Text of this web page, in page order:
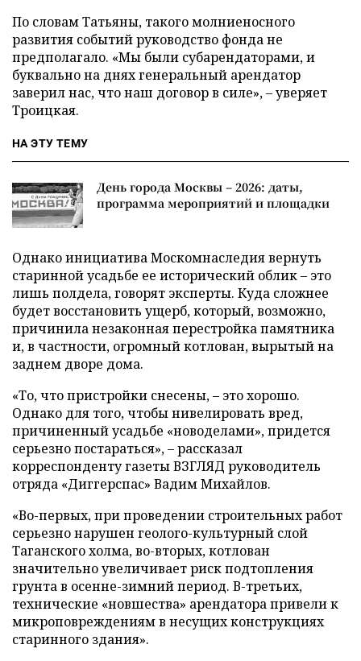
По словам Татьяны, такого молниеносного
развития событий руководство фонда не
предполагало. «Мы были субарендаторами, и
буквально на днях генеральный арендатор
заверил нас, что наш договор в силе», – уверяет
Троицкая.
НА ЭТУ ТЕМУ
День города Москвы – 2026: даты,
программа мероприятий и площадки
Однако инициатива Москомнаследия вернуть
старинной усадьбе ее исторический облик – это
лишь полдела, говорят эксперты. Куда сложнее
будет восстановить ущерб, который, возможно,
причинила незаконная перестройка памятника
и, в частности, огромный котлован, вырытый на
заднем дворе дома.
«То, что пристройки снесены, – это хорошо.
Однако для того, чтобы нивелировать вред,
причиненный усадьбе «новоделами», придется
серьезно постараться», – рассказал
корреспонденту газеты ВЗГЛЯД руководитель
отряда «Диггерспас» Вадим Михайлов.
«Во-первых, при проведении строительных работ
серьезно нарушен геолого-культурный слой
Таганского холма, во-вторых, котлован
значительно увеличивает риск подтопления
грунта в осенне-зимний период. В-третьих,
технические «новшества» арендатора привели к
микроповреждениям в несущих конструкциях
старинного здания».